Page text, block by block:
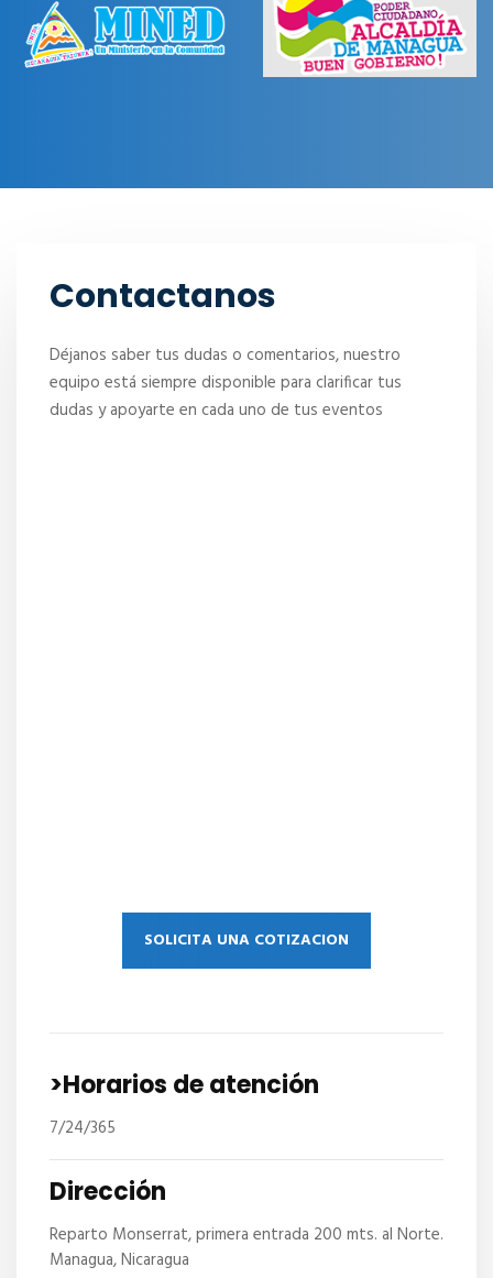
Contactanos
Déjanos saber tus dudas o comentarios, nuestro
equipo está siempre disponible para clarificar tus
dudas y apoyarte en cada uno de tus eventos
SOLICITA UNA COTIZACION
>Horarios de atención
7/24/365
Dirección
Reparto Monserrat, primera entrada 200 mts. al Norte.
Managua, Nicaragua